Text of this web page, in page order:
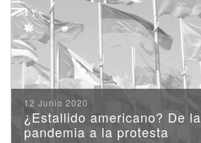
12 Junio 2020
¿Estallido americano? De la
pandemia a la protesta